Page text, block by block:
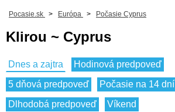
Pocasie.sk > Európa > Počasie Cyprus
Klirou ~ Cyprus
Dnes a zajtra
Hodinová predpoveď
5 dňová predpoveď
Počasie na 14 dní
Dlhodobá predpoveď
Víkend